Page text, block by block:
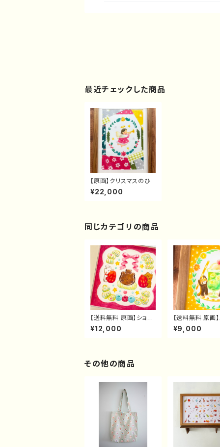
最近チェックした商品
【原画】クリスマスのひ
¥22,000
同じカテゴリの商品
【送料無料 原画】ショコ
ラティエなこぐまさんケ
ーキ
¥12,000
【送料無料 原画
クリームソーダ
ーパンダさん
¥9,000
その他の商品